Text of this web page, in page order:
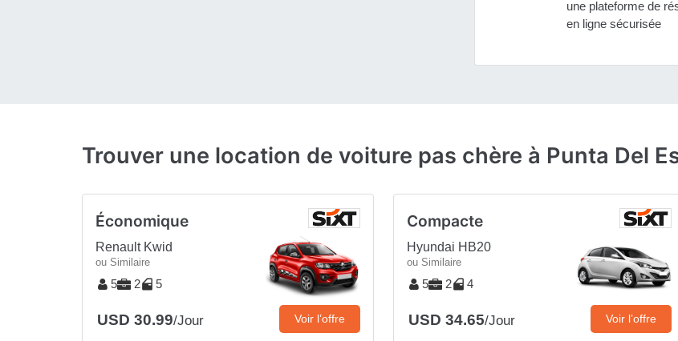
une plateforme de
en ligne sécurisée
Trouver une location de voiture pas chère à Punta Del
Économique
Renault Kwid
ou Similaire
5 2 5
USD 30.99/Jour Voir l’offre
Compacte
Hyundai HB20
ou Similaire
5 2 4
USD 34.65/Jour Voir l’offre